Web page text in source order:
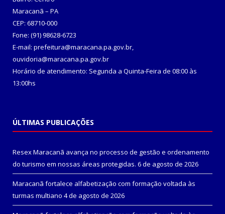
Maracanã – PA
CEP: 68710-000
Fone: (91) 98628-6723
E-mail: prefeitura@maracana.pa.gov.br,
ouvidoria@maracana.pa.gov.br
Horário de atendimento: Segunda a Quinta-Feira de 08:00 às
13:00hs
ÚLTIMAS PUBLICAÇÕES
Resex Maracanã avança no processo de gestão e ordenamento
do turismo em nossas áreas protegidas. 6 de agosto de 2026
Maracanã fortalece alfabetização com formação voltada às
turmas multiano 4 de agosto de 2026